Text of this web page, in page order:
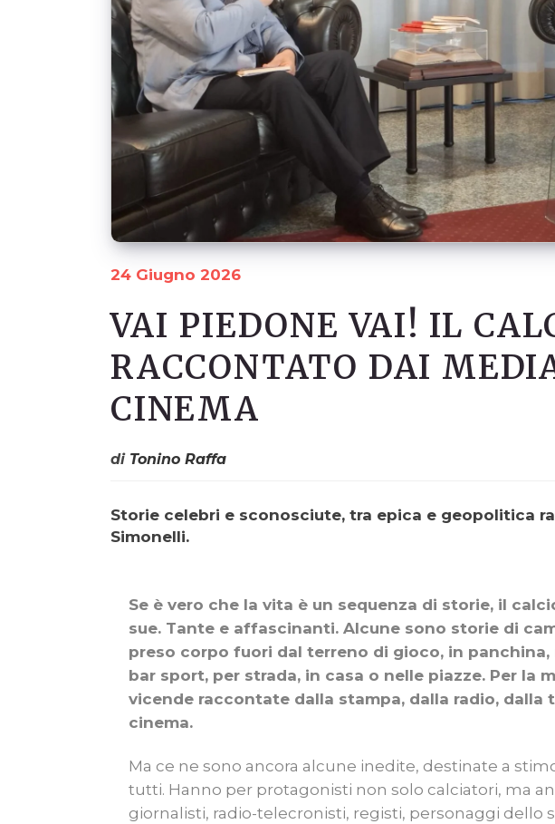
24 Giugno 2026
VAI PIEDONE VAI! IL
RACCONTATO DAI
CINEMA
diTonino Raffa
Storie celebri e sconosciute, tra epica e geopolitica
Simonelli.
Se è vero che la vita è un sequenza di storie, il
sue. Tante e affascinanti. Alcune sono storie di
preso corpo fuori dal terreno di gioco, in
bar sport, per strada, in casa o nelle piazze. Per la
vicende raccontate dalla stampa, dalla radio, dalla
cinema.
Ma ce ne sono ancora alcune inedite, destinate a
tutti. Hanno per protagonisti non solo calciatori, ma
giornalisti, radio-telecronisti, registi, personaggi dello